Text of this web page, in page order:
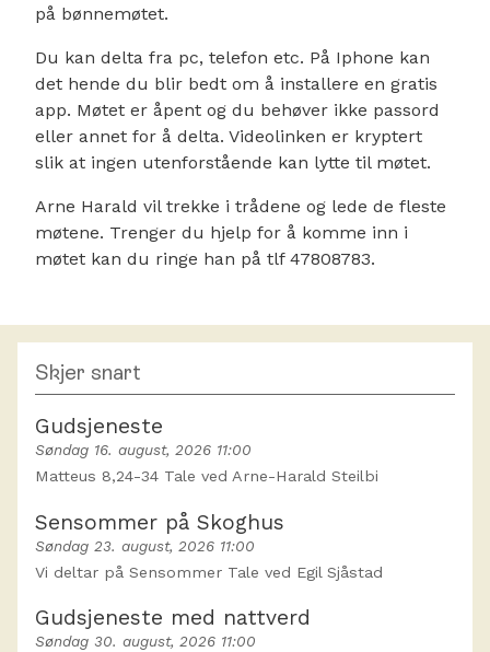
på bønnemøtet.
Du kan delta fra pc, telefon etc. På Iphone kan
det hende du blir bedt om å installere en gratis
app. Møtet er åpent og du behøver ikke passord
eller annet for å delta. Videolinken er kryptert
slik at ingen utenforstående kan lytte til møtet.
Arne Harald vil trekke i trådene og lede de fleste
møtene. Trenger du hjelp for å komme inn i
møtet kan du ringe han på tlf 47808783.
Skjer snart
Gudsjeneste
Søndag 16. august, 2026 11:00
Matteus 8,24-34 Tale ved Arne-Harald Steilbi
Sensommer på Skoghus
Søndag 23. august, 2026 11:00
Vi deltar på Sensommer Tale ved Egil Sjåstad
Gudsjeneste med nattverd
Søndag 30. august, 2026 11:00